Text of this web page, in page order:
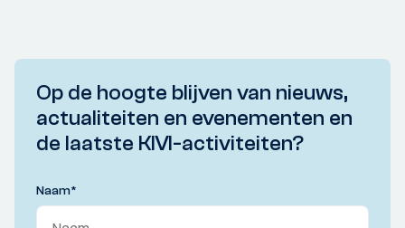
Op de hoogte blijven van nieuws,
actualiteiten en evenementen en
de laatste KIVI-activiteiten?
Naam*